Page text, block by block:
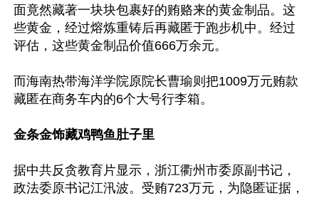
面竟然藏著一块块包裹好的贿赂来的黄金制品。这
些黄金，经过熔炼重铸后再藏匿于跑步机中。经过
评估，这些黄金制品价值666万余元。
而海南热带海洋学院原院长曹瑜则把1009万元贿款
藏匿在商务车内的6个大号行李箱。
金条金饰藏鸡鸭鱼肚子里
据中共反贪教育片显示，浙江衢州市委原副书记，
政法委原书记江汛波。受贿723万元，为隐匿证据，